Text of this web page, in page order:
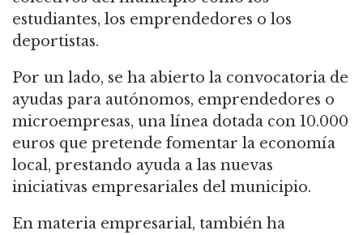
estudiantes, los emprendedores o los
deportistas.
Por un lado, se ha abierto la convocatoria de
ayudas para autónomos, emprendedores o
microempresas, una línea dotada con 10.000
euros que pretende fomentar la economía
local, prestando ayuda a las nuevas
iniciativas empresariales del municipio.
En materia empresarial, también ha